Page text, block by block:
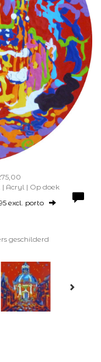
Acryl | Op doek
excl. porto
geschilderd